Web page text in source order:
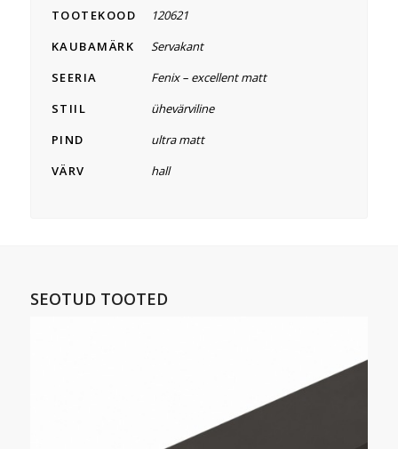
TOOTEKOOD
120621
KAUBAMÄRK
Servakant
SEERIA
Fenix – excellent matt
STIIL
ühevärviline
PIND
ultra matt
VÄRV
hall
SEOTUD TOOTED